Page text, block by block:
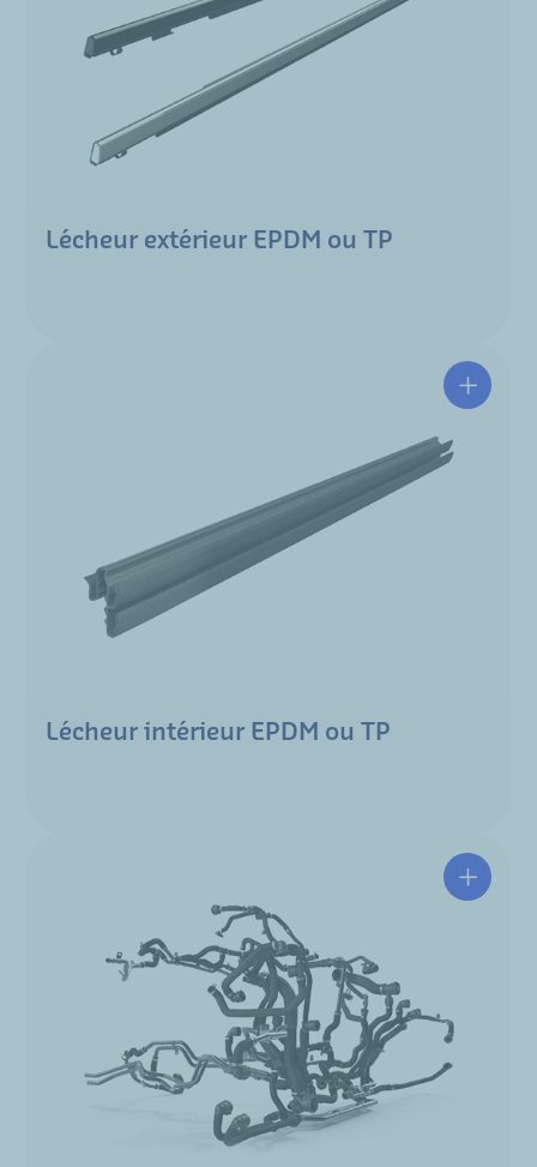
Lécheur extérieur EPDM ou TP
Lécheur intérieur EPDM ou TP